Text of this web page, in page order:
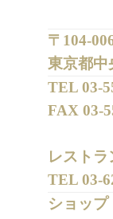
〒104-
東京都中
TEL 03-
FAX 03-
レストラ
TEL 03-
ショップ